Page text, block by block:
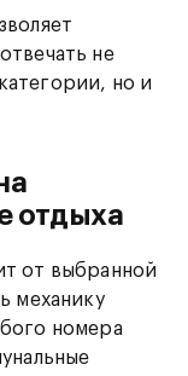
не
но и
отдыха
от выбранной
механику
номера